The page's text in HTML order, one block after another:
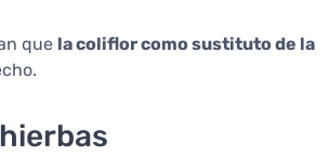
que la coliflor como sustituto de la